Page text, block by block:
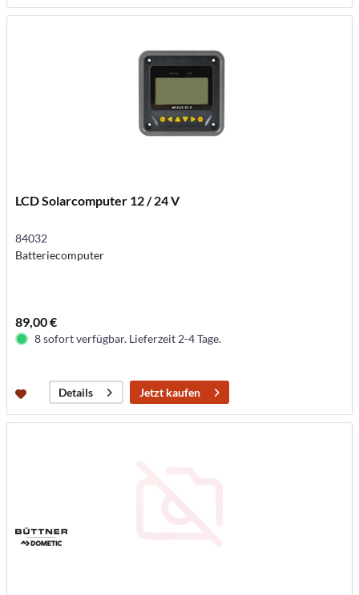
LCD Solarcomputer 12 / 24 V
84032
Batteriecomputer
89,00 €
8 sofort verfügbar. Lieferzeit 2-4 Tage.
Details Jetzt kaufen